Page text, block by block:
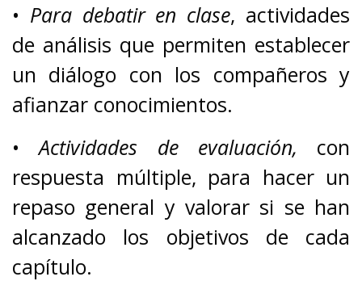
• Para debatir en clase, actividades
de análisis que permiten establecer
un diálogo con los compañeros y
afianzar conocimientos.
•Actividades de evaluación, con
respuesta múltiple, para hacer un
repaso general y valorar si se han
alcanzado los objetivos de cada
capítulo.